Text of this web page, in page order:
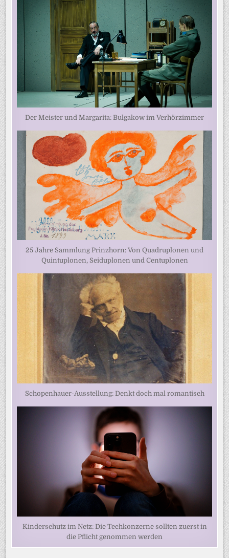
Der Meister und Margarita: Bulgakow im Verhörzimmer
25 Jahre Sammlung Prinzhorn: Von Quadruplonen und
Quintuplonen, Seiduplonen und Centuplonen
Schopenhauer-Ausstellung: Denkt doch mal romantisch
Kinderschutz im Netz: Die Techkonzerne sollten zuerst in
die Pflicht genommen werden